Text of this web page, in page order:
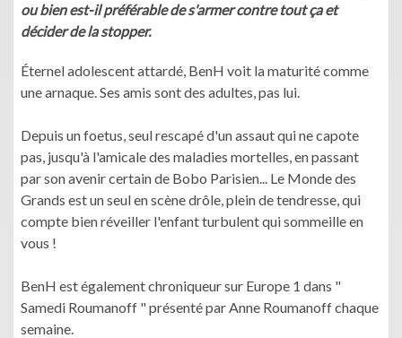
ou bien est-il préférable de s'armer contre tout ça et
décider de la stopper.
Éternel adolescent attardé, BenH voit la maturité comme
une arnaque. Ses amis sont des adultes, pas lui.
Depuis un foetus, seul rescapé d'un assaut qui ne capote
pas, jusqu'à l'amicale des maladies mortelles, en passant
par son avenir certain de Bobo Parisien... Le Monde des
Grands est un seul en scène drôle, plein de tendresse, qui
compte bien réveiller l'enfant turbulent qui sommeille en
vous !
BenH est également chroniqueur sur Europe 1 dans "
Samedi Roumanoff " présenté par Anne Roumanoff chaque
semaine.